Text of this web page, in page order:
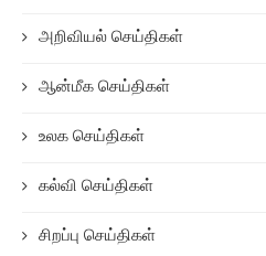
அறிவியல் செய்திகள்
ஆன்மீக செய்திகள்
உலக செய்திகள்
கல்வி செய்திகள்
சிறப்பு செய்திகள்